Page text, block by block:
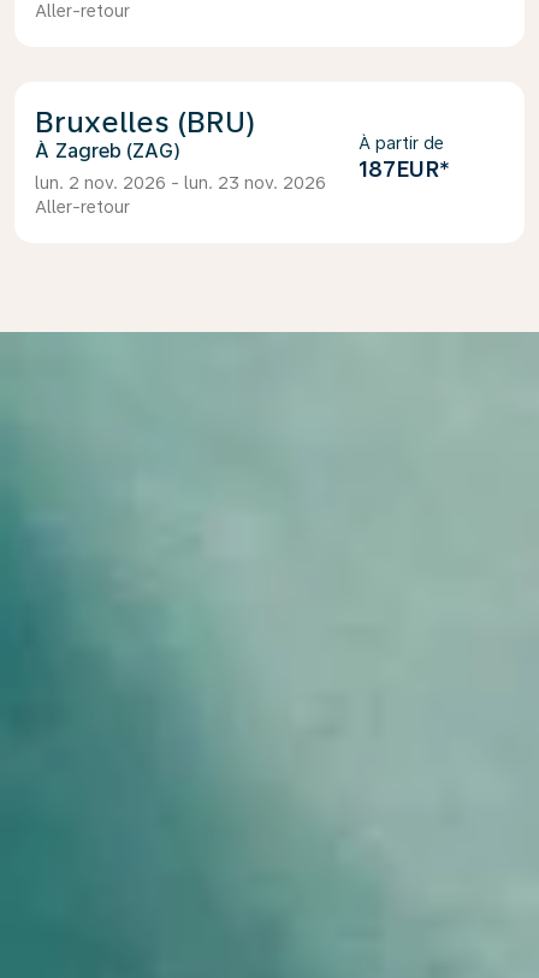
Aller-retour
Bruxelles (BRU)
Zagreb (ZAG)
lun. 2 nov. 2026 - lun. 23 nov. 2026
Aller-retour
À partir de
187EUR*